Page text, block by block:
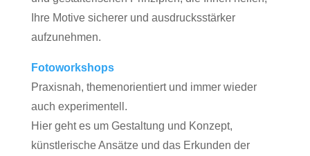
Ihre Motive sicherer und ausdrucksstärker
aufzunehmen.
Fotoworkshops
Praxisnah, themenorientiert und immer wieder
auch experimentell.
Hier geht es um Gestaltung und Konzept,
künstlerische Ansätze und das Erkunden der